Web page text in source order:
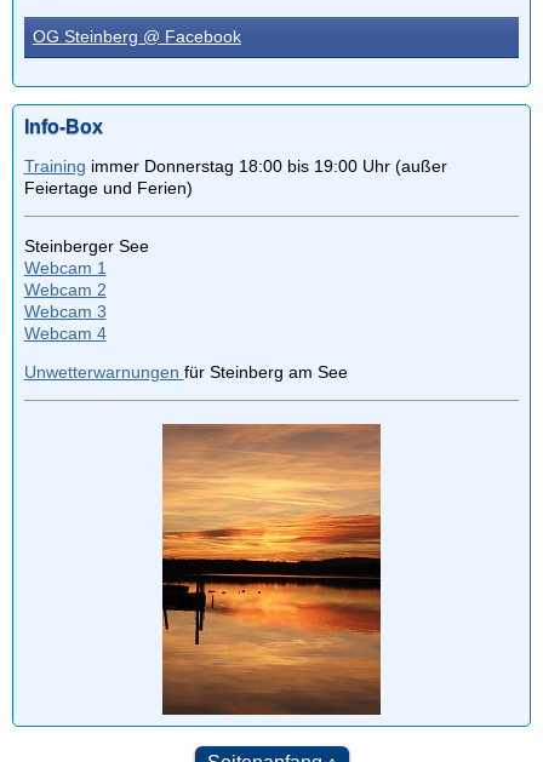
OG Steinberg @ Facebook
Info-Box
Training immer Donnerstag 18:00 bis 19:00 Uhr (außer
Feiertage und Ferien)
Steinberger See
Webcam 1
Webcam 2
Webcam 3
Webcam 4
Unwetterwarnungen für Steinberg am See